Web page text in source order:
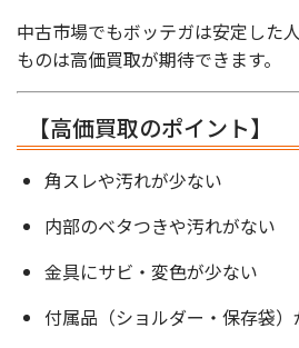
中古市場でもボッテガは安定した
ものは高価買取が期待できます。
【高価買取のポイント】
角スレや汚れが少ない
内部のベタつきや汚れがない
金具にサビ・変色が少ない
付属品（ショルダー・保存袋）